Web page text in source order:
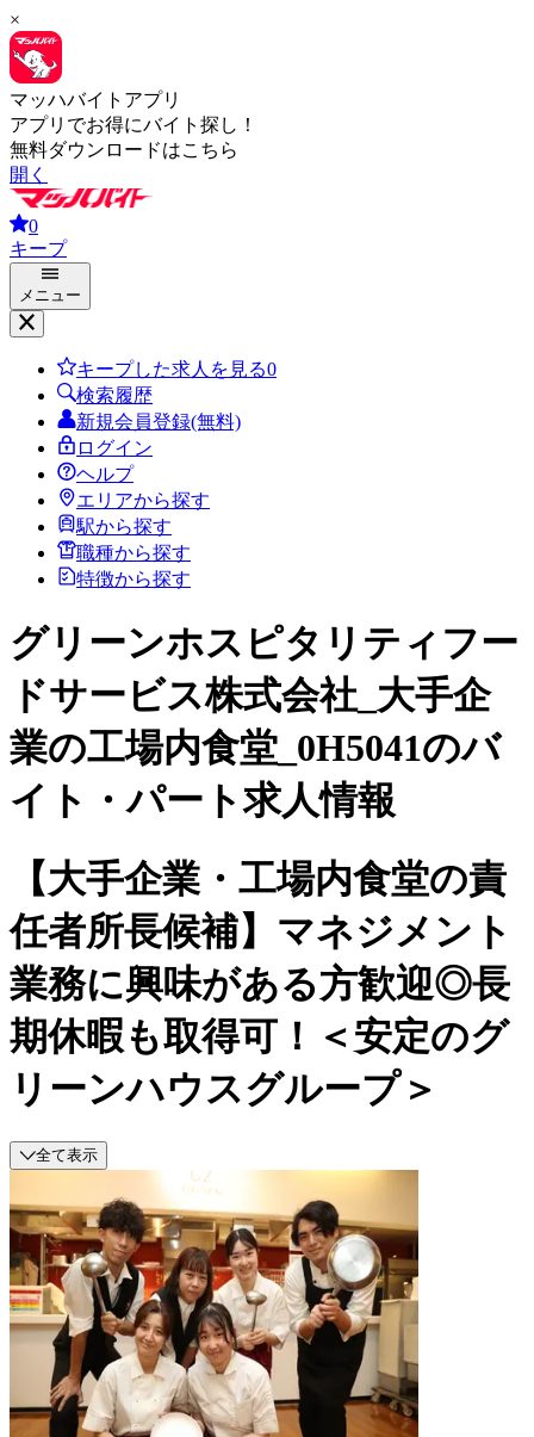
×
マッハバイトアプリ
アプリでお得にバイト探し！
無料ダウンロードはこちら
開く
0
キープ
メニュー
キープした求人を見る0
検索履歴
新規会員登録(無料)
ログイン
ヘルプ
エリアから探す
駅から探す
職種から探す
特徴から探す
グリーンホスピタリティフー
ドサービス株式会社_大手企
業の工場内食堂_0H5041のバ
イト・パート求人情報
【大手企業・工場内食堂の責
任者所長候補】マネジメント
業務に興味がある方歓迎◎長
期休暇も取得可！＜安定のグ
リーンハウスグループ＞
全て表示